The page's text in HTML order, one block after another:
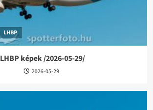
LHBP
LHBP képek /2026-05-29/
2026-05-29